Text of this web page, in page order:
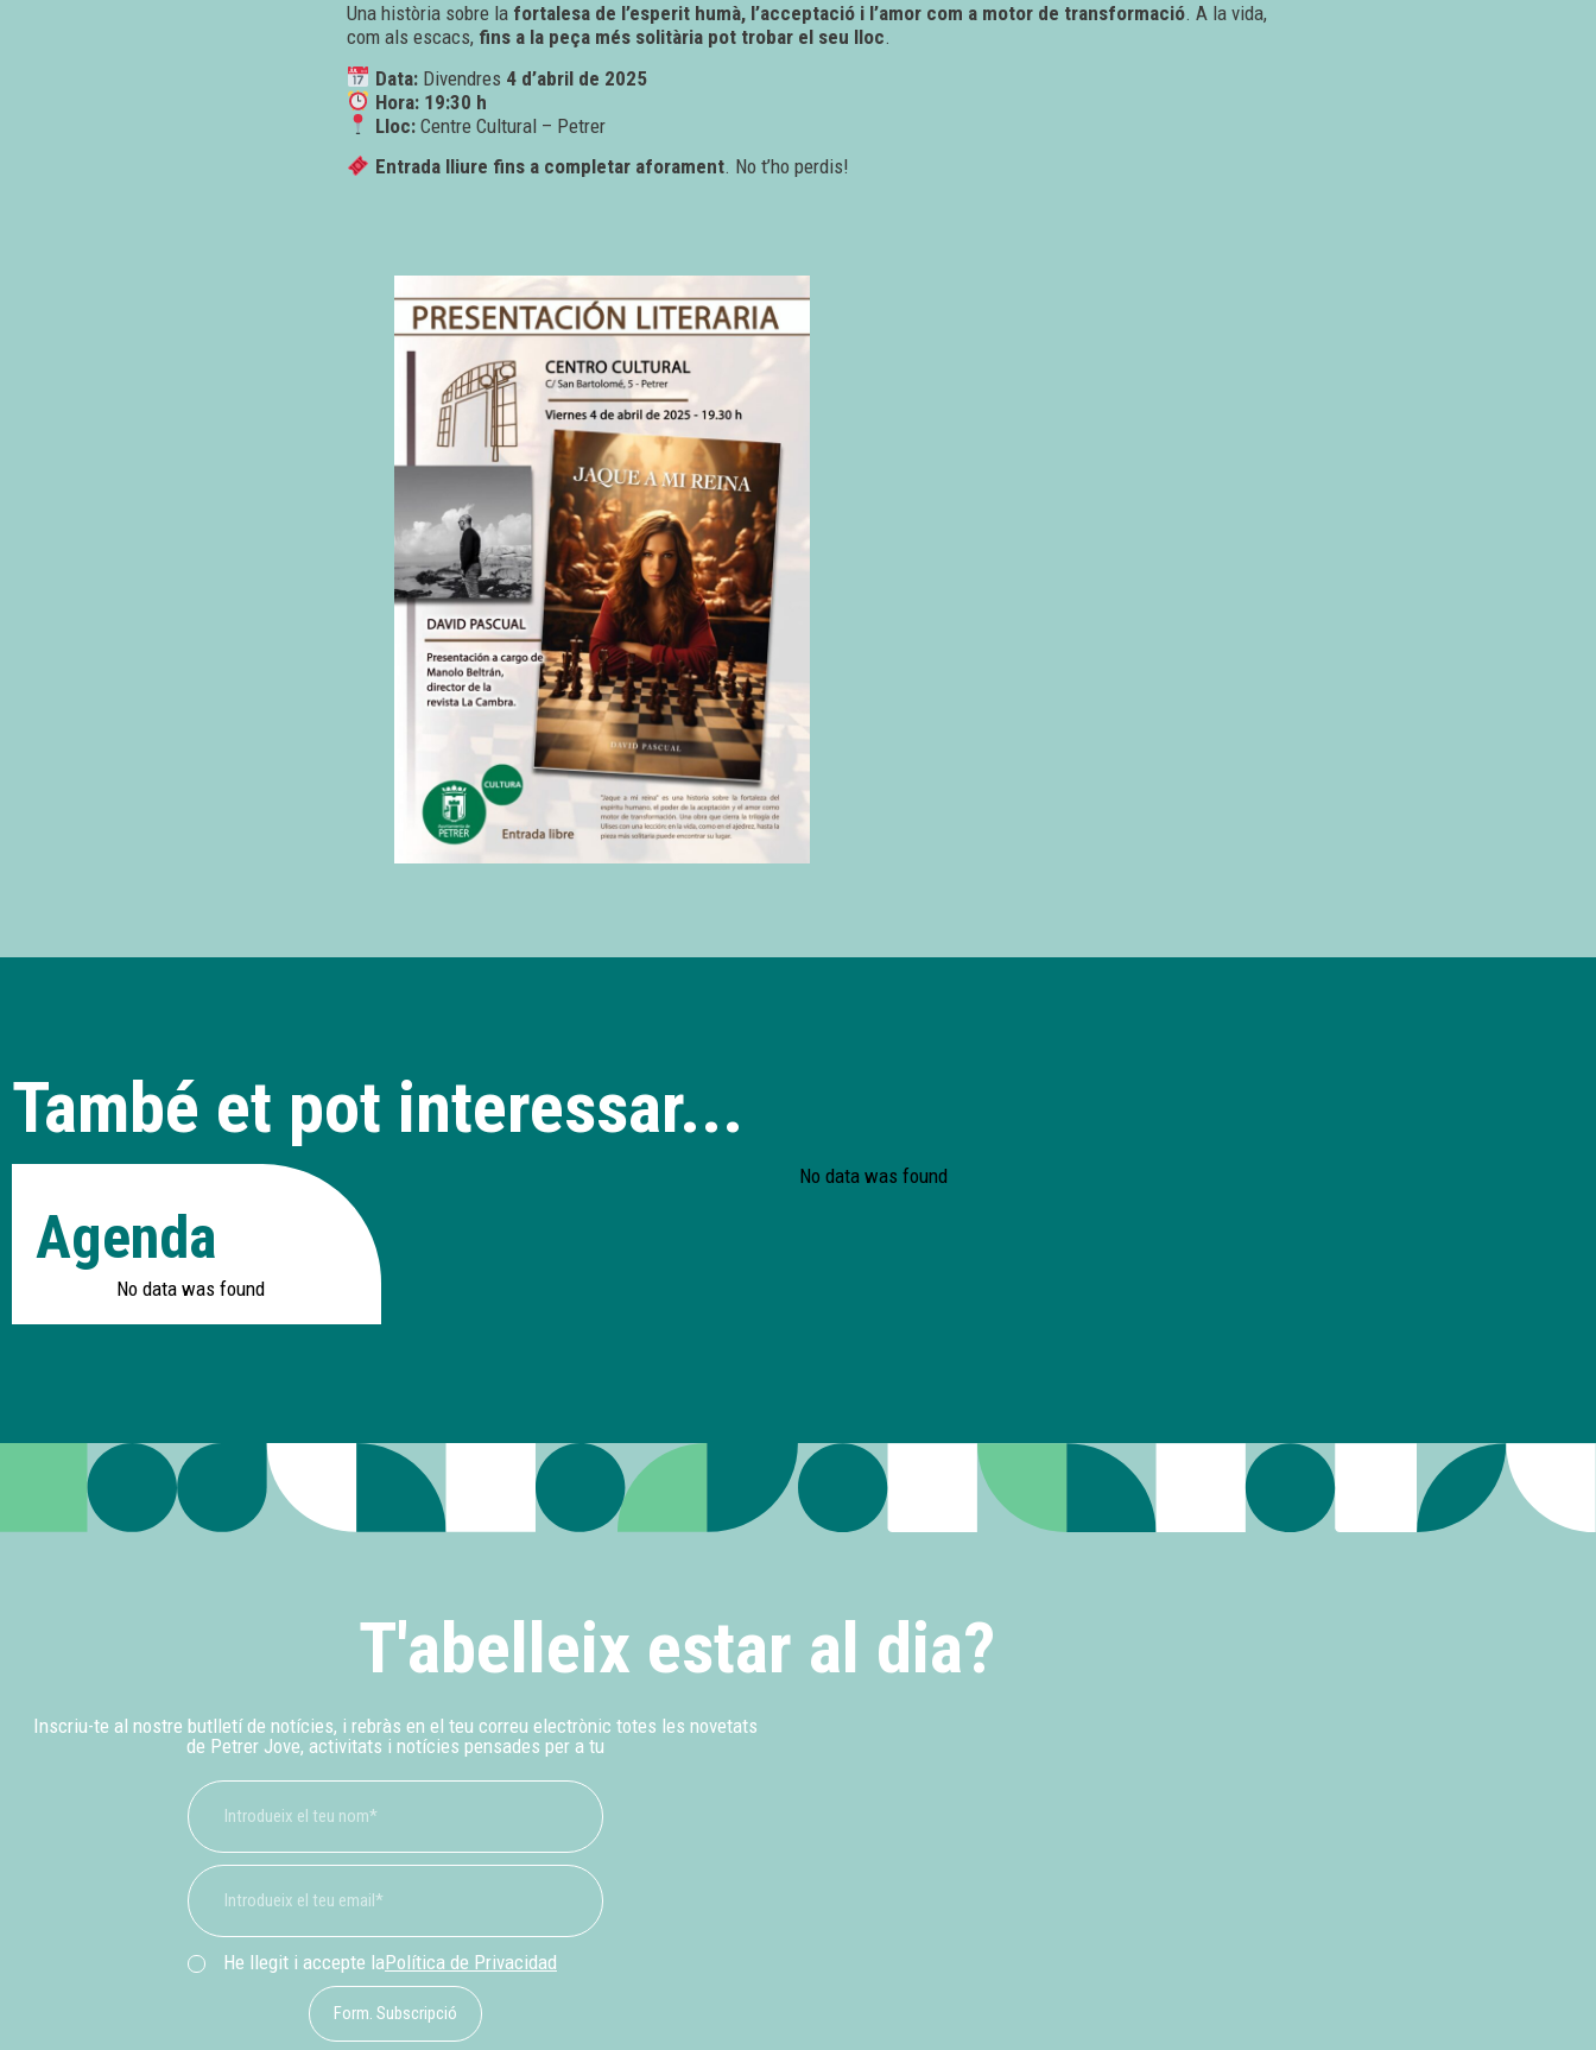
Una història sobre la fortalesa de l’esperit humà, l’acceptació i l’amor com a motor de transformació. A la vida,
com als escacs, fins a la peça més solitària pot trobar el seu lloc.
Data:Divendres 4 d’abril de 2025
Hora: 19:30 h
Lloc:Centre Cultural – Petrer
Entrada lliure fins a completar aforament. No t’ho perdis!
També et pot interessar...
Agenda
No data was found
No data was found
T'abelleix estar al dia?
Inscriu-te al nostre butlletí de notícies, i rebràs en el teu correu electrònic totes les novetats
de Petrer Jove, activitats i notícies pensades per a tu
He llegit i accepte laPolítica de Privacidad
Form. Subscripció